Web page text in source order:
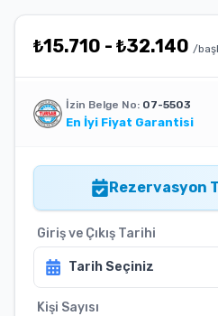
₺15.710 - ₺32.140 /
İzin Belge No: 07-5503
En İyi Fiyat Garantisi
Rezervasyon
Giriş ve Çıkış Tarihi
Tarih Seçiniz
Kişi Sayısı